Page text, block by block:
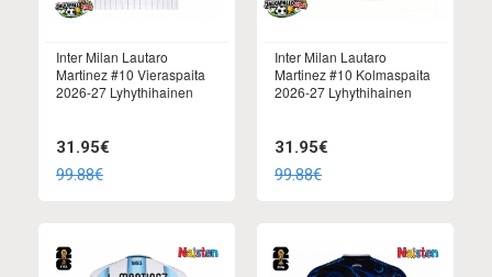
Inter Milan Lautaro
Martinez #10 Vieraspaita
2026-27 Lyhythihainen
31.95€
99.88€
Inter Milan Lautaro
Martinez #10 Kolmaspaita
2026-27 Lyhythihainen
31.95€
99.88€